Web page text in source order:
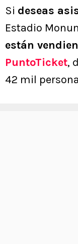
Si deseas
Estadio
están
PuntoTicket,
42 mil